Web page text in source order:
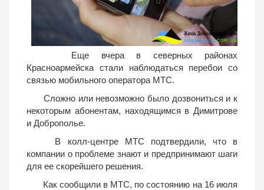
Еще вчера в северных районах
Красноармейска стали наблюдаться перебои со
связью мобильного оператора МТС.
Сложно или невозможно было дозвониться и к
некоторым абонентам, находящимся в Димитрове
и Доброполье.
В колл-центре МТС подтвердили, что в
компании о проблеме знают и предпринимают шаги
для ее скорейшего решения.
Как сообщили в МТС, по состоянию на 16 июля